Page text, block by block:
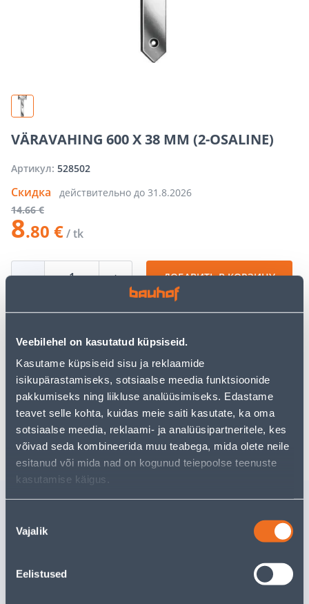
Veebilehel on kasutatud küpsiseid.
Kasutame küpsiseid sisu ja reklaamide
isikupärastamiseks, sotsiaalse meedia funktsioonide
pakkumiseks ning liikluse analüüsimiseks. Edastame
teavet selle kohta, kuidas meie saiti kasutate, ka oma
sotsiaalse meedia, reklaami- ja analüüsipartneritele, kes
võivad seda kombineerida muu teabega, mida olete neile
esitanud või mida nad on kogunud teiepoolse teenuste
kasutamise käigus.
valik
Vajalik
Eelistused
VÄRAVAHING 600 X 38 MM (2-OSALINE)
Артикул: 528502
Скидка действительно до 31.8.2026
14.66 €
8.80 €/ tk
− + ДОБАВИТЬ В КОРЗИНУ
Предполагаемая доставка 3,69 € от 2-5 tööpäeva
Забрать в магазине, с 09.08.2026
Похожие продукты
MUST
Доставка